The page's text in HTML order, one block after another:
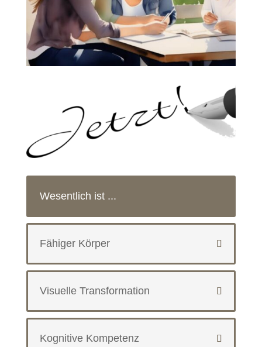
Wesentlich ist ...
Fähiger Körper
Visuelle Transformation
Kognitive Kompetenz